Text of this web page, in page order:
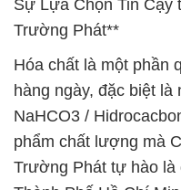
Sự Lựa Chọn Tin Cậy
Trường Phát**
Hóa chất là một phần
hàng ngày, đặc biệt
NaHCO3 /
phẩm chất lượng mà
Trường Phát tự hào là